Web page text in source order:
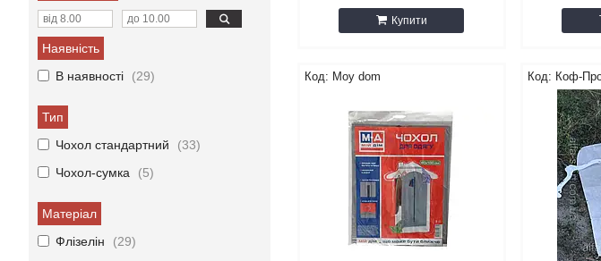
Купити
Moy dom Коф-
Наявність
В наявності
29
Тип
Чохол стандартний
33
Чохол-сумка
5
Матеріал
Флізелін
29